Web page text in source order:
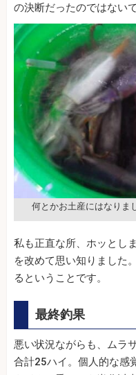
の決断だったのではない
何とかお土産にはなりま
私も正直な所、ホッとし
を改めて思い知りました
るということです。
最終釣果
悪い状況ながらも、ムラ
合計25ハイ。個人的な感